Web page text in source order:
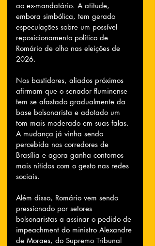
ao ex-mandatário. A atitude,
embora simbólica, tem gerado
especulações sobre um possível
reposicionamento político de
Romário de olho nas eleições de
2026.
Nos bastidores, aliados próximos
afirmam que o senador fluminense
tem se afastado gradualmente da
base bolsonarista e adotado um
tom mais moderado em suas falas.
A mudança já vinha sendo
percebida nos corredores de
Brasília e agora ganha contornos
mais nítidos com o gesto nas redes
sociais.
Além disso, Romário vem sendo
pressionado por setores
bolsonaristas a assinar o pedido de
impeachment do ministro Alexandre
de Moraes, do Supremo Tribunal